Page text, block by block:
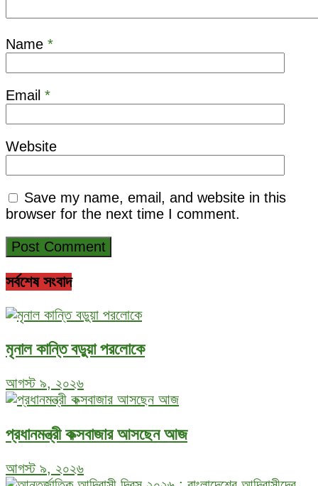
Name *
Email *
Website
Save my name, email, and website in this
browser for the next time I comment.
সর্বশেষ সংবাদ
মৃনাল কান্তি বড়ুয়া পরলোকে
আগস্ট ৯, ২০২৬
প্রধানমন্ত্রী কক্সবাজার আসছেন আজ
আগস্ট ৯, ২০২৬